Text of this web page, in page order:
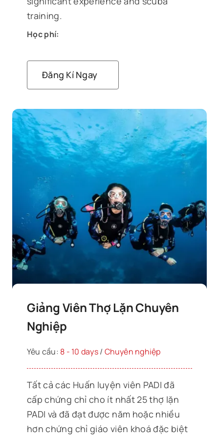
training.
Học phí:
Đăng Kí Ngay
Giảng Viên Thợ Lặn Chuyên
Nghiệp
Yêu cầu: 8 - 10 days/ Chuyên nghiệp
Tất cả các Huấn luyện viên PADI đã
cấp chứng chỉ cho ít nhất 25 thợ lặn
PADI và đã đạt được năm hoặc nhiều
hơn chứng chỉ giáo viên khoá đặc biệt